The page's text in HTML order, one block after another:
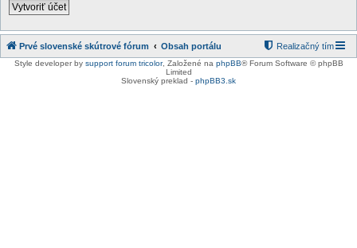
Vytvoriť účet
Prvé slovenské skútrové fórum Obsah portálu Realizačný tím
Style developer by support forum tricolor, Založené na phpBB® Forum Software © phpBB
Limited
Slovenský preklad - phpBB3.sk